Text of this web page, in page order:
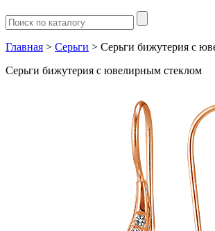
Главная > Серьги > Серьги бижутерия с
Серьги бижутерия с ювелирным стеклом